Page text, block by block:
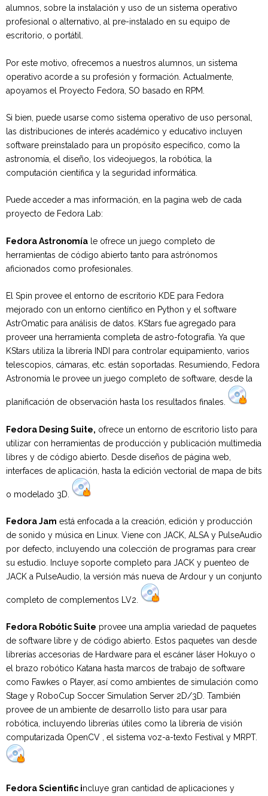
alumnos, sobre la instalación y uso de un sistema operativo
profesional o alternativo, al pre-instalado en su equipo de
escritorio, o portátil.
Por este motivo, ofrecemos a nuestros alumnos, un sistema
operativo acorde a su profesión y formación. Actualmente,
apoyamos el Proyecto Fedora, SO basado en RPM.
Si bien, puede usarse como sistema operativo de uso personal,
las distribuciones de interés académico y educativo incluyen
software preinstalado para un propósito específico, como la
astronomía, el diseño, los videojuegos, la robótica, la
computación científica y la seguridad informática.
Puede acceder a mas información, en la pagina web de cada
proyecto de Fedora Lab:
Fedora Astronomía le ofrece un juego completo de
herramientas de código abierto tanto para astrónomos
aficionados como profesionales.
El Spin provee el entorno de escritorio KDE para Fedora
mejorado con un entorno científico en Python y el software
AstrOmatic para análisis de datos. KStars fue agregado para
proveer una herramienta completa de astro-fotografía. Ya que
KStars utiliza la librería INDI para controlar equipamiento, varios
telescopios, cámaras, etc. están soportadas. Resumiendo, Fedora
Astronomía le provee un juego completo de software, desde la
planificación de observación hasta los resultados finales.
Fedora Desing Suite, ofrece un entorno de escritorio listo para
utilizar con herramientas de producción y publicación multimedia
libres y de código abierto. Desde diseños de página web,
interfaces de aplicación, hasta la edición vectorial de mapa de bits
o modelado 3D.
Fedora Jam está enfocada a la creación, edición y producción
de sonido y música en Linux. Viene con JACK, ALSA y PulseAudio
por defecto, incluyendo una colección de programas para crear
su estudio. Incluye soporte completo para JACK y puenteo de
JACK a PulseAudio, la versión más nueva de Ardour y un conjunto
completo de complementos LV2.
Fedora Robótic Suite provee una amplia variedad de paquetes
de software libre y de código abierto. Estos paquetes van desde
librerías accesorias de Hardware para el escáner láser Hokuyo o
el brazo robótico Katana hasta marcos de trabajo de software
como Fawkes o Player, así como ambientes de simulación como
Stage y RoboCup Soccer Simulation Server 2D/3D. También
provee de un ambiente de desarrollo listo para usar para
robótica, incluyendo librerías útiles como la librería de visión
computarizada OpenCV , el sistema voz-a-texto Festival y MRPT.
Fedora Scientific incluye gran cantidad de aplicaciones y